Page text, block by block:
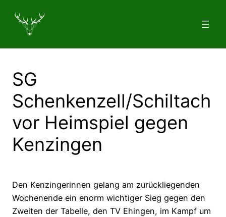
Inhalt
springen
SG
Schenkenzell/Schiltach
vor Heimspiel gegen
Kenzingen
Den Kenzingerinnen gelang am zurückliegenden
Wochenende ein enorm wichtiger Sieg gegen den
Zweiten der Tabelle, den TV Ehingen, im Kampf um